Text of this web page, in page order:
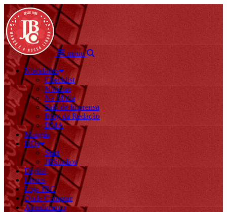
menu
Novidades
Checklist
Notícias
Na Mídia
Sala de Imprensa
Blog da Redação
BMA
Mangás
HQs
Start
JBStudios
Digital
Livros
Loja JBC
Onde Comprar
Atendimento